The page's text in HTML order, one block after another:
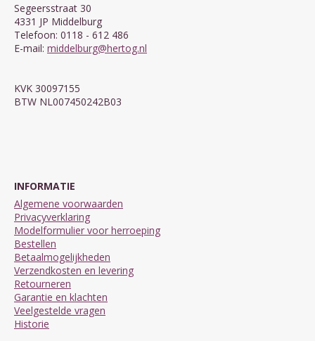
Segeersstraat 30
4331 JP Middelburg
Telefoon: 0118 - 612 486
E-mail: middelburg@hertog.nl
KVK 30097155
BTW NL007450242B03
INFORMATIE
Algemene voorwaarden
Privacyverklaring
Modelformulier voor herroeping
Bestellen
Betaalmogelijkheden
Verzendkosten en levering
Retourneren
Garantie en klachten
Veelgestelde vragen
Historie